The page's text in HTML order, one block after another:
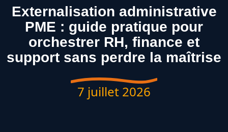
Externalisation administrative
PME : guide pratique pour
orchestrer RH, finance et
support sans perdre la maîtrise
7 juillet 2026